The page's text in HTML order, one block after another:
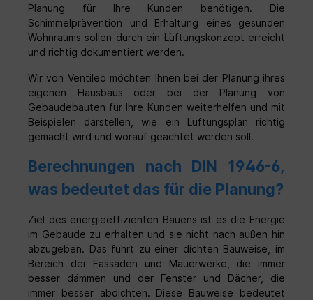
Planung für Ihre Kunden benötigen. Die
Schimmelprävention und Erhaltung eines gesunden
Wohnraums sollen durch ein Lüftungskonzept erreicht
und richtig dokumentiert werden.
Wir von Ventileo möchten Ihnen bei der Planung ihres
eigenen Hausbaus oder bei der Planung von
Gebäudebauten für Ihre Kunden weiterhelfen und mit
Beispielen darstellen, wie ein Lüftungsplan richtig
gemacht wird und worauf geachtet werden soll.
Berechnungen nach DIN 1946-6,
was bedeutet das für die Planung?
Ziel des energieeffizienten Bauens ist es die Energie
im Gebäude zu erhalten und sie nicht nach außen hin
abzugeben. Das führt zu einer dichten Bauweise, im
Bereich der Fassaden und Mauerwerke, die immer
besser dämmen und der Fenster und Dächer, die
immer besser abdichten. Diese Bauweise bedeutet